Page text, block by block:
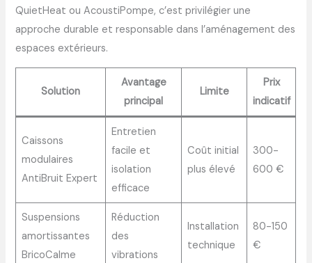
QuietHeat ou AcoustiPompe, c’est privilégier une
approche durable et responsable dans l’aménagement des
espaces extérieurs.
Solution
Avantage
principal
Limite
Prix
indicatif
Caissons
modulaires
AntiBruit Expert
Entretien
facile et
isolation
efficace
Coût initial
plus élevé
300-
600 €
Suspensions
amortissantes
BricoCalme
Réduction
des
vibrations
Installation
technique
80-150
€